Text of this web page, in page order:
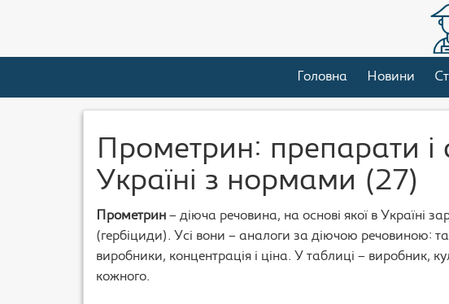
Головна Новини
Прометрин: препарати і
Україні з нормами (27)
Прометрин – діюча речовина, на основі якої в Україні
(гербіциди). Усі вони – аналоги за діючою речовиною: та
виробники, концентрація і ціна. У таблиці – виробник,
кожного.